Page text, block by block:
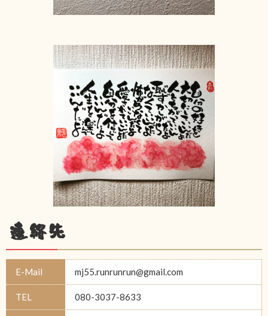
連絡先
E-Mail mj55.runrunrun@gmail.com
TEL 080-3037-8633